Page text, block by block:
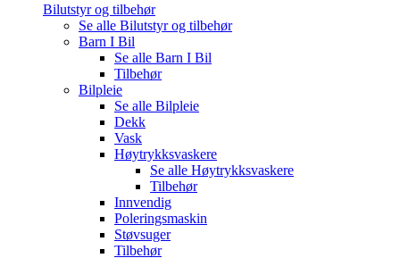
Bilutstyr og tilbehør
Se alle Bilutstyr og tilbehør
Barn I Bil
Se alle Barn I Bil
Tilbehør
Bilpleie
Se alle Bilpleie
Dekk
Vask
Høytrykksvaskere
Se alle Høytrykksvaskere
Tilbehør
Innvendig
Poleringsmaskin
Støvsuger
Tilbehør